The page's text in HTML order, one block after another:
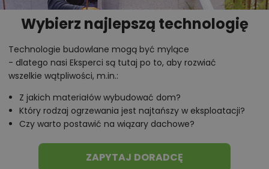
Wybierz najlepszą technologię
Technologie budowlane mogą być mylące
- dlatego nasi Eksperci są tutaj po to, aby rozwiać
wszelkie wątpliwości, m.in.:
Z jakich materiałów wybudować dom?
Który rodzaj ogrzewania jest najtańszy w eksploatacji?
Czy warto postawić na wiązary dachowe?
ZAPYTAJ DORADCĘ